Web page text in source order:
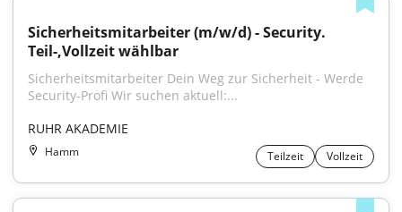
Sicherheitsmitarbeiter (m/w/d) - Security.
Teil-,Vollzeit wählbar
Sicherheitsmitarbeiter Dein Weg zur Sicherheit - Werde
Security-Profi Wir suchen aktuell:...
RUHR AKADEMIE
Hamm Teilzeit Vollzeit